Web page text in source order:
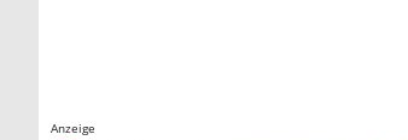
Anzeige